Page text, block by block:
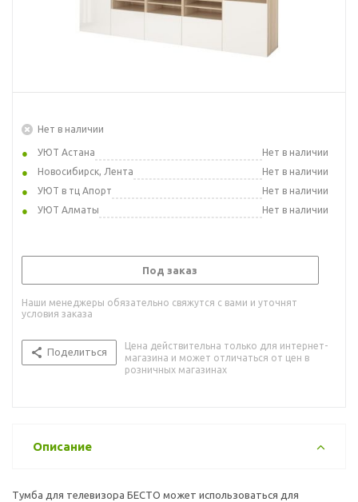
Нет в наличии
УЮТ Астана
Нет в наличии
Новосибирск, Лента
Нет в наличии
УЮТ в тц Апорт
Нет в наличии
УЮТ Алматы
Нет в наличии
Под заказ
Наши менеджеры обязательно свяжутся с вами и уточнят
условия заказа
Поделиться
Цена действительна только для интернет-
магазина и может отличаться от цен в
розничных магазинах
Описание
Тумба для телевизора БЕСТО может использоваться для